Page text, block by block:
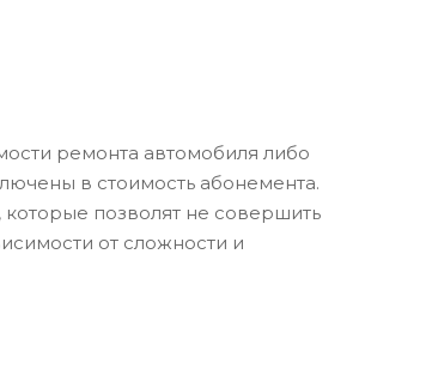
ремонта автомобиля либо
в стоимость абонемента.
позволят не совершить
от сложности и